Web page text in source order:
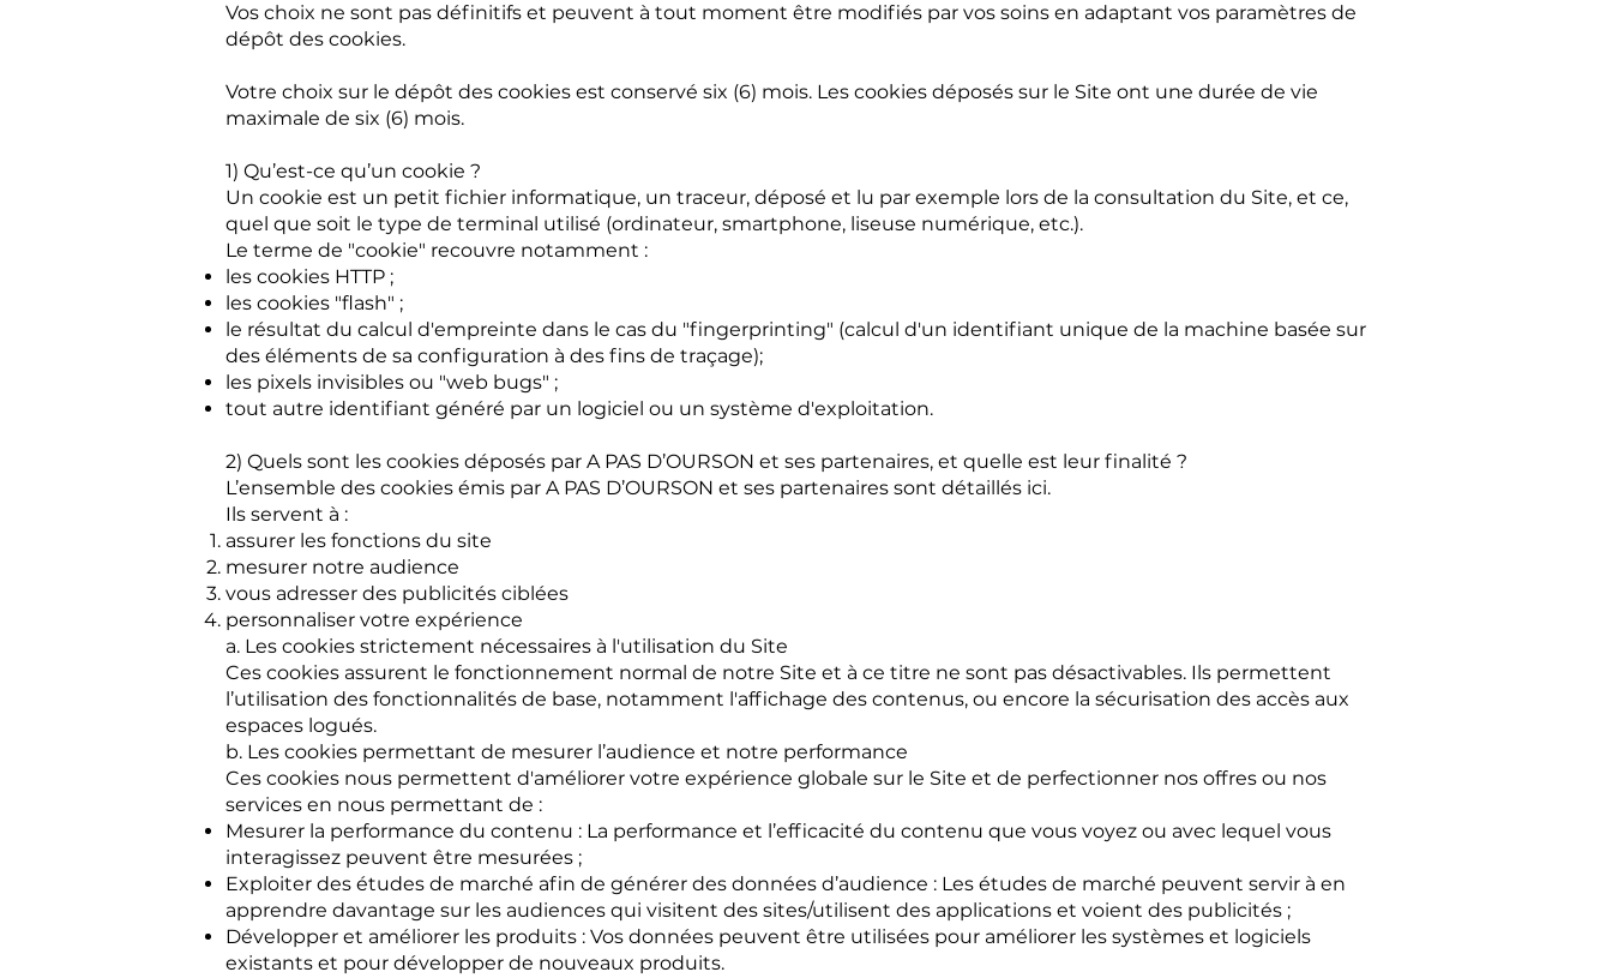
Vos choix ne sont pas définitifs et peuvent à tout moment être modifiés par vos soins en adaptant vos paramètres de
dépôt des cookies.
Votre choix sur le dépôt des cookies est conservé six (6) mois. Les cookies déposés sur le Site ont une durée de vie
maximale de six (6) mois.
1) Qu’est-ce qu’un cookie ?
Un cookie est un petit fichier informatique, un traceur, déposé et lu par exemple lors de la consultation du Site, et ce,
quel que soit le type de terminal utilisé (ordinateur, smartphone, liseuse numérique, etc.).
Le terme de "cookie" recouvre notamment :
les cookies HTTP ;
les cookies "flash" ;
le résultat du calcul d'empreinte dans le cas du "fingerprinting" (calcul d'un identifiant unique de la machine basée sur
des éléments de sa configuration à des fins de traçage);
les pixels invisibles ou "web bugs" ;
tout autre identifiant généré par un logiciel ou un système d'exploitation.
2) Quels sont les cookies déposés par A PAS D’OURSON et ses partenaires, et quelle est leur finalité ?
L’ensemble des cookies émis par A PAS D’OURSON et ses partenaires sont détaillés ici.
Ils servent à :
assurer les fonctions du site
mesurer notre audience
vous adresser des publicités ciblées
personnaliser votre expérience
a. Les cookies strictement nécessaires à l'utilisation du Site
Ces cookies assurent le fonctionnement normal de notre Site et à ce titre ne sont pas désactivables. Ils permettent
l’utilisation des fonctionnalités de base, notamment l'affichage des contenus, ou encore la sécurisation des accès aux
espaces logués.
b. Les cookies permettant de mesurer l’audience et notre performance
Ces cookies nous permettent d'améliorer votre expérience globale sur le Site et de perfectionner nos offres ou nos
services en nous permettant de :
Mesurer la performance du contenu : La performance et l’efficacité du contenu que vous voyez ou avec lequel vous
interagissez peuvent être mesurées ;
Exploiter des études de marché afin de générer des données d’audience : Les études de marché peuvent servir à en
apprendre davantage sur les audiences qui visitent des sites/utilisent des applications et voient des publicités ;
Développer et améliorer les produits : Vos données peuvent être utilisées pour améliorer les systèmes et logiciels
existants et pour développer de nouveaux produits.